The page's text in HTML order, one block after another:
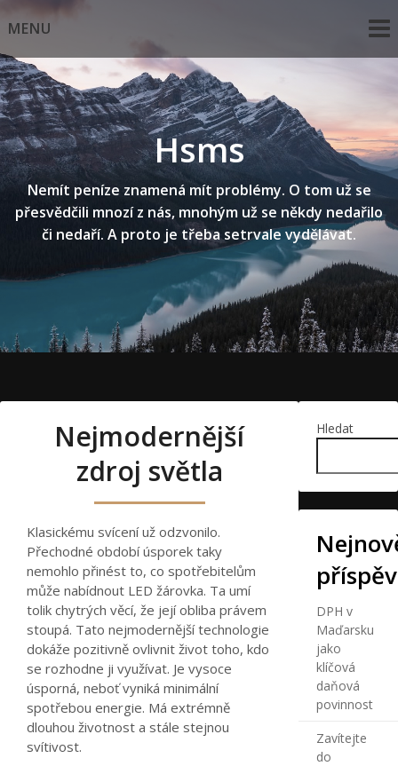
Skip
toMENU
Hsms
Nemít peníze znamená mít problémy. O tom už se
přesvědčili mnozí z nás, mnohým už se někdy nedařilo
či nedaří. A proto je třeba setrvale vydělávat.
Nejmodernější
zdroj světla
Klasickému svícení už odzvonilo.
Přechodné období úsporek taky
nemohlo přinést to, co spotřebitelům
může nabídnout LED žárovka. Ta umí
tolik chytrých věcí, že její obliba právem
stoupá. Tato nejmodernější technologie
dokáže pozitivně ovlivnit život toho, kdo
se rozhodne ji využívat. Je vysoce
úsporná, neboť vyniká minimální
spotřebou energie. Má extrémně
dlouhou životnost a stále stejnou
svítivost.
Hledat
DPH v
Maďarsku
jako
klíčová
daňová
povinnost
Zavítejte
do